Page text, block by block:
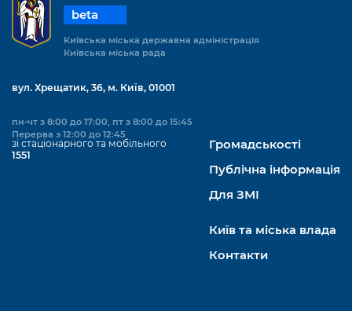
beta
Київська міська державна адміністрація
Київська міська рада
вул. Хрещатик, 36, м. Київ, 01001
пн-чт з 8:00 до 17:00, пт з 8:00 до 15:45
Перерва з 12:00 до 12:45
зі стаціонарного та мобільного
1551
Громадськості
Публічна інформація
Для ЗМІ
Київ та міська влада
Контакти